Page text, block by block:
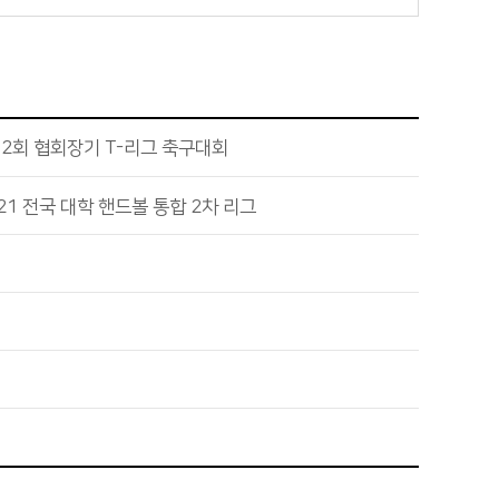
회 협회장기 T-리그 축구대회
전국 대학 핸드볼 통합 2차 리그